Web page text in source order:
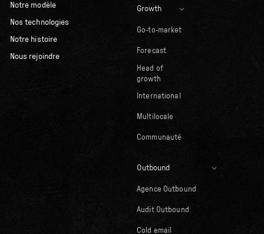
Notre modèle
Nos technologies
Notre histoire
Nous rejoindre
Growth
Go-to-market
Forecast
Head of
growth
International
Multilocale
Communauté
Outbound
Agence Outbound
Audit Outbound
Cold email